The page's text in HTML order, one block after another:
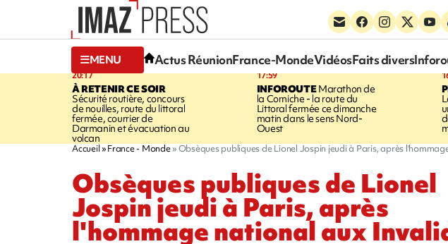
MENU Actus RéunionFrance-MondeVidéosFaits divers
20:17
À RETENIR CE SOIR
Sécurité routière, concours
de nouilles, route du littoral
fermée, courrier de
Darmanin et évacuation au
volcan
17:59
INFOROUTEMarathon de
la Corniche - la route du
Littoral fermée ce dimanche
matin dans le sens Nord-
Ouest
Accueil France - Monde Obsèques publiques de Lionel Jospin jeudi à Paris, après
Obsèques publiques de Lionel
Jospin jeudi à Paris, après
l'hommage national aux